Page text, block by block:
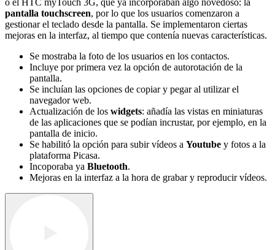
o el HTC myTouch 3G, que ya incorporaban algo novedoso: la
pantalla touchscreen, por lo que los usuarios comenzaron a
gestionar el teclado desde la pantalla. Se implementaron ciertas
mejoras en la interfaz, al tiempo que contenía nuevas características.
Se mostraba la foto de los usuarios en los contactos.
Incluye por primera vez la opción de autorotación de la
pantalla.
Se incluían las opciones de copiar y pegar al utilizar el
navegador web.
Actualización de los widgets: añadía las vistas en miniaturas
de las aplicaciones que se podían incrustar, por ejemplo, en la
pantalla de inicio.
Se habilitó la opción para subir vídeos a Youtube y fotos a la
plataforma Picasa.
Incoporaba ya Bluetooth.
Mejoras en la interfaz a la hora de grabar y reproducir vídeos.